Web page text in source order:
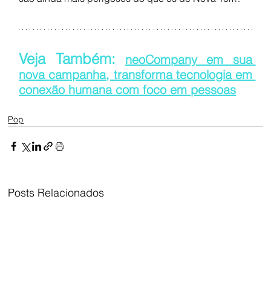
Veja Também:
neoCompany em sua
nova campanha, transforma tecnologia em
conexão humana com foco em pessoas
Pop
Posts Relacionados